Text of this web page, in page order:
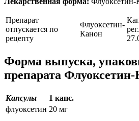
Препарат
отпускается по
рецепту
Флуоксетин-
Канон
Форма выпуска,
препарата
Капсулы
1 капс.
флуоксетин 20 мг